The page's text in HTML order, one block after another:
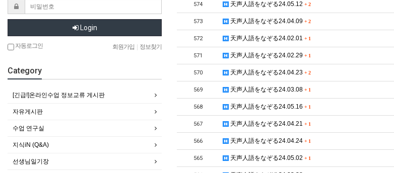
574 天声人語をなぞる24.05.12 + 2
573 天声人語をなぞる24.04.09 + 2
572 天声人語をなぞる24.02.01 + 1
571 天声人語をなぞる24.02.29 + 1
570 天声人語をなぞる24.04.23 + 2
569 天声人語をなぞる24.03.08 + 1
568 天声人語をなぞる24.05.16 + 1
567 天声人語をなぞる24.04.21 + 1
566 天声人語をなぞる24.04.24 + 1
565 天声人語をなぞる24.05.02 + 1
Login
자동로그인 회원가입 정보찾기
Category
[긴급!]온라인수업 정보교류 게시판
자유게시판
수업 연구실
지식iN (Q&A)
선생님일기장